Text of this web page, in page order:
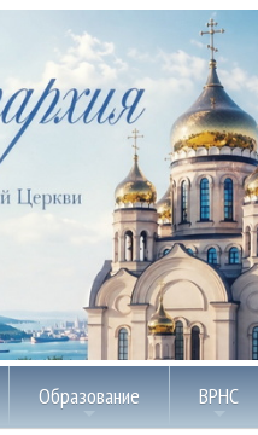
Образование ВРНС